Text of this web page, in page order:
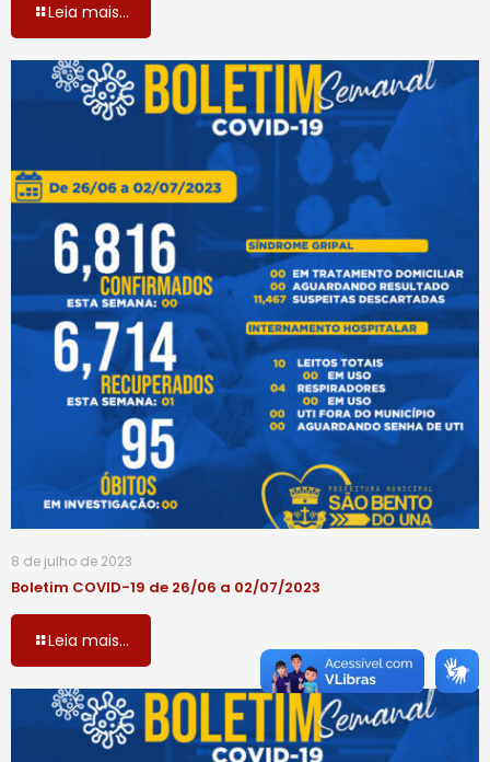
Leia mais...
8 de julho de 2023
Boletim COVID-19 de 26/06 a 02/07/2023
Leia mais...